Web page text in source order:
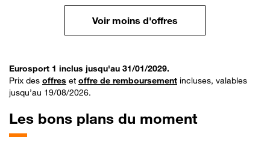
Voir moins d'offres
Eurosport 1 inclus jusqu'au 31/01/2029.
Prix des offres et offre de remboursement incluses, valables
jusqu’au 19/08/2026.
Les bons plans du moment